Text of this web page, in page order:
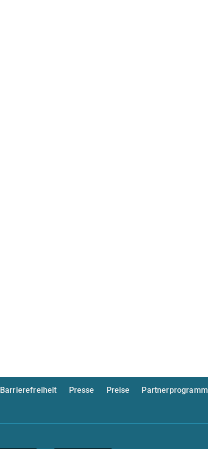
Barrierefreiheit Presse Preise
Partnerprogramm